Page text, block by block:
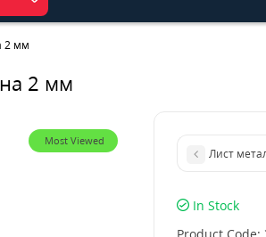
2 мм
2 мм
Most Viewed
Лист
In Stock